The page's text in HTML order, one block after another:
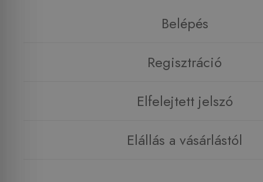
Belépés
Regisztráció
Elfelejtett jelszó
Elállás a vásárlástól